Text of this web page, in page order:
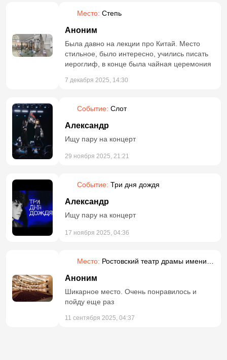
Место: Степь
Аноним
Была давно на лекции про Китай. Место
стильное, было интересно, учились писать
иероглиф, в конце была чайная церемония
7 декабря 2025, 14:30
Событие: Слот
Александр
Ищу пару на концерт
29 ноября 2025, 21:21
Событие: Три дня дождя
Александр
Ищу пару на концерт
17 ноября 2025, 04:36
Место: Ростовский театр драмы имени
Аноним
Шикарное место. Очень понравилось и
пойду еще раз
11 сентября 2025, 04:37